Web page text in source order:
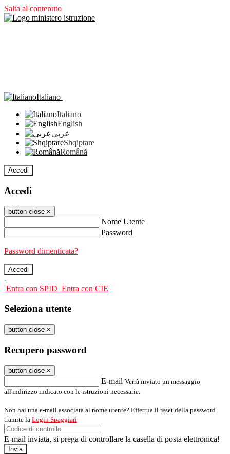
Salta al contenuto
Italiano
Italiano
English
عربى
Shqiptare
Română
Accedi
Accedi
button close ×
Nome Utente
Password
Password dimenticata?
-
Entra con SPID Entra con CIE
Seleziona utente
button close ×
Recupero password
button close ×
E-mail Verrà inviato un messaggio
all'indirizzo indicato con le istruzioni necessarie.
Non hai una e-mail associata al nome utente? Effettua il reset della password
tramite la Login Spaggiari
E-mail inviata, si prega di controllare la casella di posta elettronica!